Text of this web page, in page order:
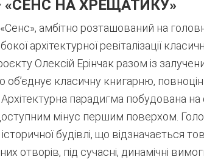
«СЕНС НА ХРЕЩАТИКУ»
амбітно розташований на
архітектурної ревіталізації
Олексій Ерінчак разом із
класичну книгарню,
парадигма побудована на
мінус першим поверхом.
будівлі, що відзначається
отворів, під сучасні, динамічні